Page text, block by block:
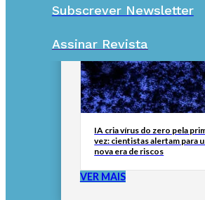
Subscrever Newsletter
Assinar Revista
IA cria vírus do zero pela
vez: cientistas alertam para
nova era de riscos
VER MAIS